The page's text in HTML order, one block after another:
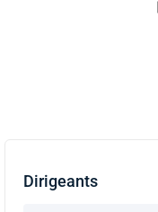
Dirigeants